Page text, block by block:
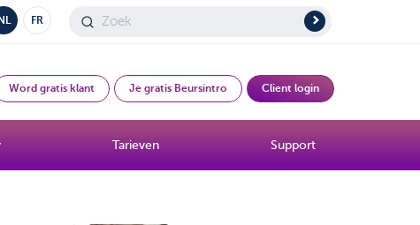
NL FR
Word gratis klant Je gratis Beursintro Client login
Tarieven Support